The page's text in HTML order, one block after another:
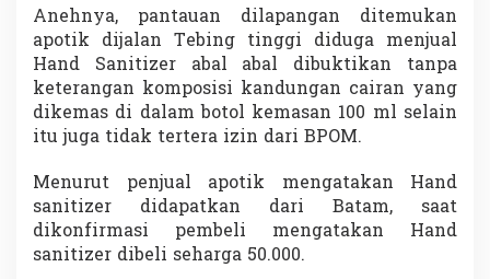
g
a
n
K
a
d
s
K
e
s
e
Anehnya, pantauan dilapangan ditemukan
apotik dijalan Tebing tinggi diduga menjual
Hand Sanitizer abal abal dibuktikan tanpa
keterangan komposisi kandungan cairan yang
dikemas di dalam botol kemasan 100 ml selain
itu juga tidak tertera izin dari BPOM.
Menurut penjual apotik mengatakan Hand
sanitizer didapatkan dari Batam, saat
dikonfirmasi pembeli mengatakan Hand
sanitizer dibeli seharga 50.000.